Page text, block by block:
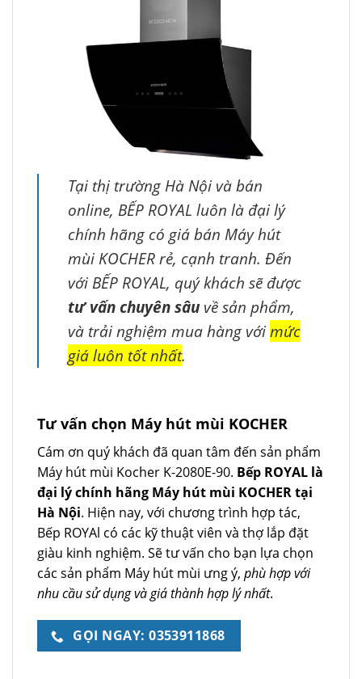
Tại thị trường Hà Nội và bán
online, BẾP ROYAL luôn là đại lý
chính hãng có giá bán Máy hút
mùi KOCHER rẻ, cạnh tranh. Đến
với BẾP ROYAL, quý khách sẽ được
tư vấn chuyên sâu về sản phẩm,
và trải nghiệm mua hàng vớimức
giá luôn tốt nhất.
Tư vấn chọn Máy hút mùi KOCHER
Cám ơn quý khách đã quan tâm đến sản phẩm
Máy hút mùi Kocher K-2080E-90. Bếp ROYAL là
đại lý chính hãng Máy hút mùi KOCHER tại
Hà Nội. Hiện nay, với chương trình hợp tác,
Bếp ROYAl có các kỹ thuật viên và thợ lắp đặt
giàu kinh nghiệm. Sẽ tư vấn cho bạn lựa chọn
các sản phẩm Máy hút mùi ưng ý, phù hợp với
nhu cầu sử dụng và giá thành hợp lý nhất.
GỌI NGAY: 0353911868